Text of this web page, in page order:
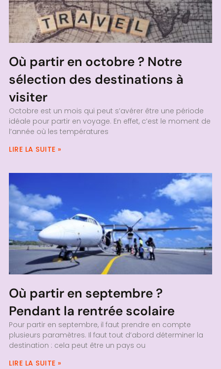
Où partir en octobre ? Notre
sélection des destinations à
visiter
Octobre est un mois qui peut s’avérer être une période
idéale pour partir en voyage. En effet, c’est le moment de
l’année où les températures
LIRE LA SUITE »
Où partir en septembre ?
Pendant la rentrée scolaire
Pour partir en septembre, il faut prendre en compte
plusieurs paramètres. Il faut tout d’abord déterminer la
destination : cela peut être un pays ou
LIRE LA SUITE »